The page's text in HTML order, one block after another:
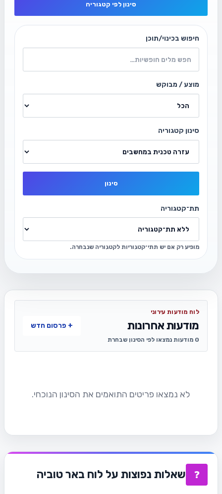
סינון לפי קטגוריה
חיפוש בכינוי/תוכן
מוצע / מבוקש
סינון קטגוריה
סינון
תת־קטגוריה
מופיע רק אם יש תתי־קטגוריות לקטגוריה שנבחרה.
לוח מודעות עירוני
מודעות אחרונות
0 מודעות נמצאו לפי הסינון שבחרת
+ פרסום חדש
לא נמצאו פריטים התואמים את הסינון הנוכחי.
❓ שאלות נפוצות על לוח באר טוביה